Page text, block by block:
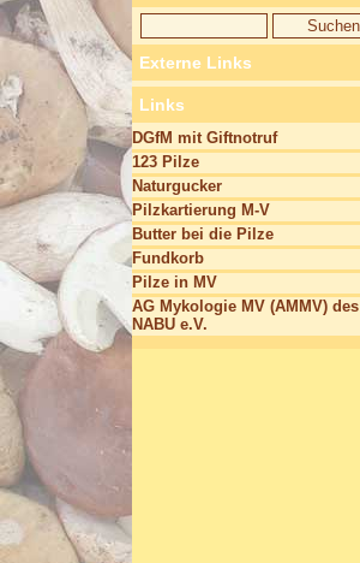
Externe Links
Links
DGfM mit Giftnotruf
123 Pilze
Naturgucker
Pilzkartierung M-V
Butter bei die Pilze
Fundkorb
Pilze in MV
AG Mykologie MV (AMMV) des
NABU e.V.